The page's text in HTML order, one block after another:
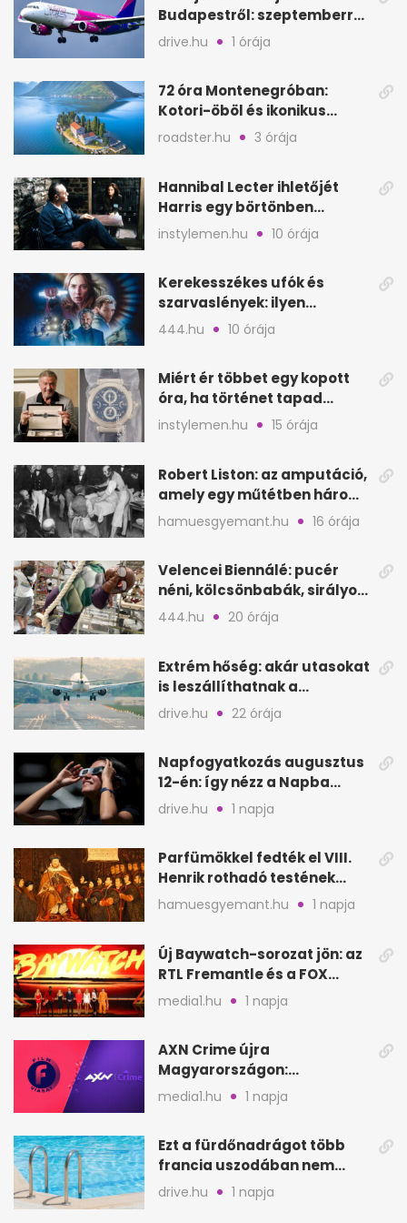
Budapestről: szeptemberre
kész, gyors kiruccanások
drive.hu 1 órája
72 óra Montenegróban:
Kotori-öböl és ikonikus
tengerpart 3 nap alatt
roadster.hu 3 órája
Hannibal Lecter ihletőjét
Harris egy börtönben
ismerte meg
instylemen.hu 10 órája
Kerekesszékes ufók és
szarvaslények: ilyen
Spielberg új filmje
444.hu 10 órája
Miért ér többet egy kopott
óra, ha történet tapad
hozzá?
instylemen.hu 15 órája
Robert Liston: az amputáció,
amely egy műtétben három
életet követelt
hamuesgyemant.hu 16 órája
Velencei Biennálé: pucér
néni, kölcsönbabák, sirályok,
és kész a családi program
444.hu 20 órája
Extrém hőség: akár utasokat
is leszállíthatnak a
repülőgépről
drive.hu 22 órája
Napfogyatkozás augusztus
12-én: így nézz a Napba
biztonságosan
drive.hu 1 napja
Parfümökkel fedték el VIII.
Henrik rothadó testének
szagát
hamuesgyemant.hu 1 napja
Új Baywatch-sorozat jön: az
RTL Fremantle és a FOX
készíti
media1.hu 1 napja
AXN Crime újra
Magyarországon:
szeptembertől a Viasat Film
media1.hu 1 napja
Ezt a fürdőnadrágot több
francia uszodában nem
fogadják el
drive.hu 1 napja